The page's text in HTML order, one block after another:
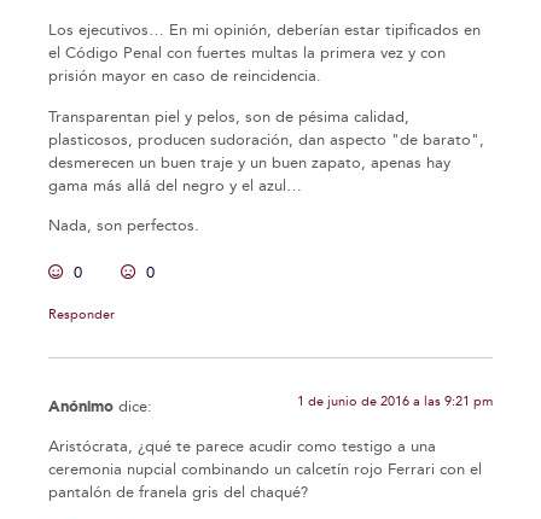
Los ejecutivos… En mi opinión, deberían estar tipificados en
el Código Penal con fuertes multas la primera vez y con
prisión mayor en caso de reincidencia.
Transparentan piel y pelos, son de pésima calidad,
plasticosos, producen sudoración, dan aspecto "de barato",
desmerecen un buen traje y un buen zapato, apenas hay
gama más allá del negro y el azul…
Nada, son perfectos.
0 0
Responder
Anónimo dice: 1 de junio de 2016 a las 9:21 pm
Aristócrata, ¿qué te parece acudir como testigo a una
ceremonia nupcial combinando un calcetín rojo Ferrari con el
pantalón de franela gris del chaqué?